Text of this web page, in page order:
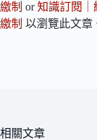
繳制 or知識訂閱｜
繳制 以瀏覽此文章
相關文章